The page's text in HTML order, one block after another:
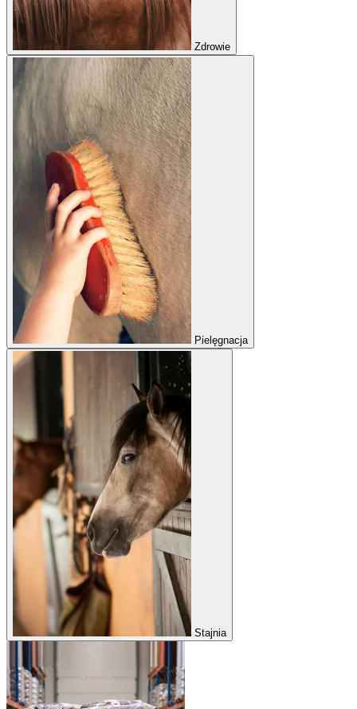
Zdrowie
Pielęgnacja
Stajnia